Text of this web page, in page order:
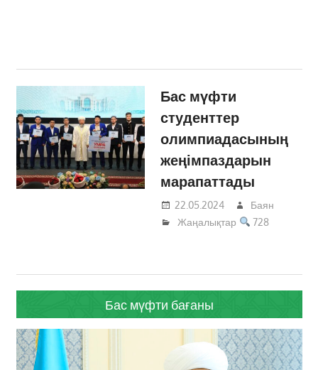
Бас мүфти
студенттер
олимпиадасының
жеңімпаздарын
марапаттады
22.05.2024
Баян
Жаңалықтар
728
Бас мүфти бағаны